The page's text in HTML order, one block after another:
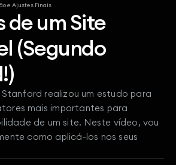
e Ajustes Finais
de um Site
(Segundo
Stanford realizou um estudo para
mais importantes para
de um site. Neste vídeo, vou
como aplicá-los nos seus